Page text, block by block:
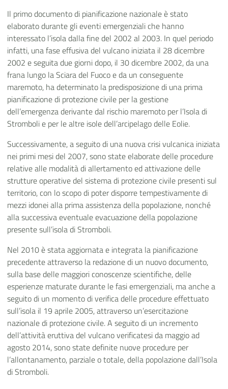
Il primo documento di pianificazione nazionale è stato
elaborato durante gli eventi emergenziali che hanno
interessato l’isola dalla fine del 2002 al 2003. In quel periodo
infatti, una fase effusiva del vulcano iniziata il 28 dicembre
2002 e seguita due giorni dopo, il 30 dicembre 2002, da una
frana lungo la Sciara del Fuoco e da un conseguente
maremoto, ha determinato la predisposizione di una prima
pianificazione di protezione civile per la gestione
dell’emergenza derivante dal rischio maremoto per l’Isola di
Stromboli e per le altre isole dell’arcipelago delle Eolie.
Successivamente, a seguito di una nuova crisi vulcanica iniziata
nei primi mesi del 2007, sono state elaborate delle procedure
relative alle modalità di allertamento ed attivazione delle
strutture operative del sistema di protezione civile presenti sul
territorio, con lo scopo di poter disporre tempestivamente di
mezzi idonei alla prima assistenza della popolazione, nonché
alla successiva eventuale evacuazione della popolazione
presente sull’isola di Stromboli.
Nel 2010 è stata aggiornata e integrata la pianificazione
precedente attraverso la redazione di un nuovo documento,
sulla base delle maggiori conoscenze scientifiche, delle
esperienze maturate durante le fasi emergenziali, ma anche a
seguito di un momento di verifica delle procedure effettuato
sull’isola il 19 aprile 2005, attraverso un’esercitazione
nazionale di protezione civile. A seguito di un incremento
dell’attività eruttiva del vulcano verificatesi da maggio ad
agosto 2014, sono state definite nuove procedure per
l’allontanamento, parziale o totale, della popolazione dall’Isola
di Stromboli.